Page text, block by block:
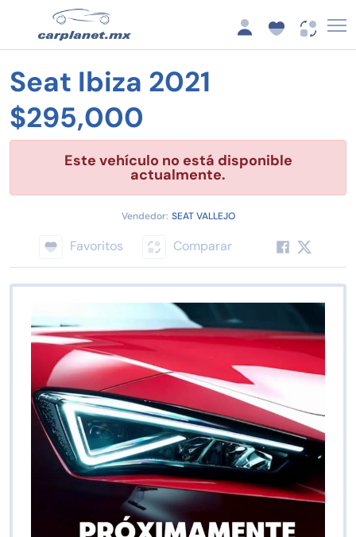
Seat Ibiza 2021
$295,000
Este vehículo no está disponible
actualmente.
Vendedor: SEAT VALLEJO
Favoritos Comparar